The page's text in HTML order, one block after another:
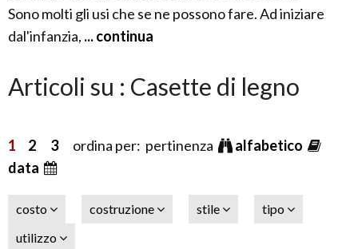
Sono molti gli usi che se ne possono fare. Ad iniziare
dal'infanzia, ... continua
Articoli su : Casette di legno
1 2 3ordina per: pertinenza
alfabetico
data
costo costruzione stile
tipo
utilizzo